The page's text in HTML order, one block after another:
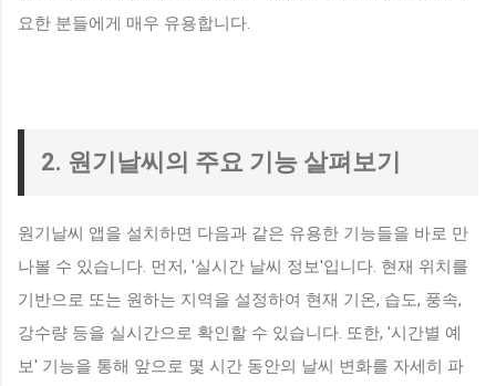
요한 분들에게 매우 유용합니다.
2. 원기날씨의 주요 기능 살펴보기
원기날씨 앱을 설치하면 다음과 같은 유용한 기능들을 바로 만
나볼 수 있습니다. 먼저, '실시간 날씨 정보'입니다. 현재 위치를
기반으로 또는 원하는 지역을 설정하여 현재 기온, 습도, 풍속,
강수량 등을 실시간으로 확인할 수 있습니다. 또한, '시간별 예
보' 기능을 통해 앞으로 몇 시간 동안의 날씨 변화를 자세히 파